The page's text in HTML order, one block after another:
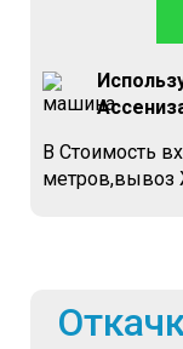
В Стоимость
метров,вывоз